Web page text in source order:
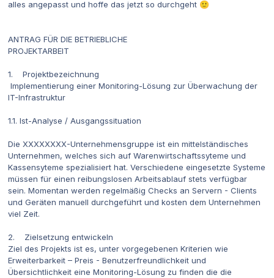
alles angepasst und hoffe das jetzt so durchgeht 🙂
ANTRAG FÜR DIE BETRIEBLICHE
PROJEKTARBEIT
1. Projektbezeichnung
Implementierung einer Monitoring-Lösung zur Überwachung der
IT-Infrastruktur
1.1. Ist-Analyse / Ausgangssituation
Die XXXXXXXX-Unternehmensgruppe ist ein mittelständisches
Unternehmen, welches sich auf Warenwirtschaftssyteme und
Kassensyteme spezialisiert hat. Verschiedene eingesetzte Systeme
müssen für einen reibungslosen Arbeitsablauf stets verfügbar
sein. Momentan werden regelmäßig Checks an Servern - Clients
und Geräten manuell durchgeführt und kosten dem Unternehmen
viel Zeit.
2. Zielsetzung entwickeln
Ziel des Projekts ist es, unter vorgegebenen Kriterien wie
Erweiterbarkeit – Preis - Benutzerfreundlichkeit und
Übersichtlichkeit eine Monitoring-Lösung zu finden die die